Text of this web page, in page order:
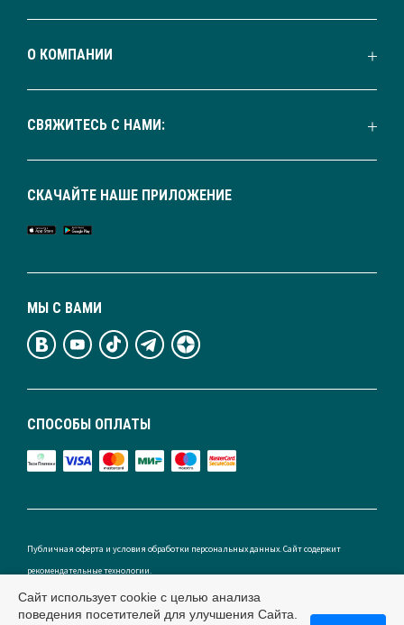
О КОМПАНИИ
СВЯЖИТЕСЬ С НАМИ:
СПОСОБЫ ОПЛАТЫ
МЫ С ВАМИ
СКАЧАЙТЕ НАШЕ ПРИЛОЖЕНИЕ
Публичная оферта и условия обработки персональных данных. Сайт содержит
рекомендательные технологии.
Сайт использует cookie с целью анализа
поведения посетителей для улучшения Сайта.